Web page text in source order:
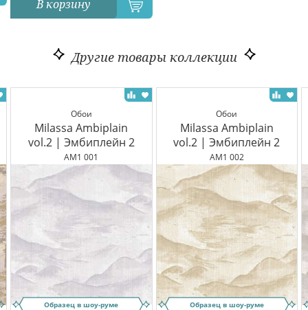
В корзину
Другие товары коллекции
Обои
Milassa Ambiplain
vol.2 | Эмбиплейн 2
AM1 001
Образец в шоу-руме
Обои
Milassa Ambiplain
vol.2 | Эмбиплейн 2
AM1 002
Образец в шоу-руме